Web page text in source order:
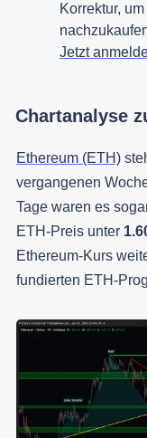
Korrektur,
Jetzt
Chartanalyse
Ethereum (ETH)
vergangenen
Tage waren es
ETH-Preis unter
Ethereum-Kurs
fundierten ETH-